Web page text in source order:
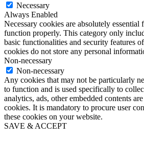
Necessary
Always Enabled
Necessary cookies are absolutely essential
function properly. This category only
basic functionalities and security features
cookies do not store any personal
Non-necessary
Non-necessary
Any cookies that may not be particularly
to function and is used specifically to
analytics, ads, other embedded contents
cookies. It is mandatory to procure user
these cookies on your website.
SAVE & ACCEPT